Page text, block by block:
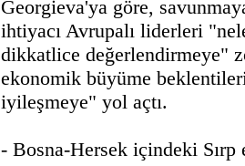
Georgieva'ya göre,
ihtiyacı Avrupalı liderleri
dikkatlice değerlendirmeye"
ekonomik büyüme
iyileşmeye" yol açtı.
- Bosna-Hersek içindeki Sırp